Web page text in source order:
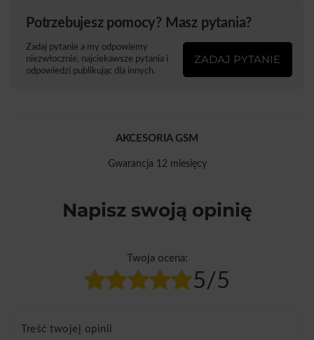
Potrzebujesz pomocy? Masz pytania?
Zadaj pytanie a my odpowiemy
niezwłocznie, najciekawsze pytania i
odpowiedzi publikując dla innych.
ZADAJ PYTANIE
AKCESORIA GSM
Gwarancja 12 miesięcy
Napisz swoją opinię
Twoja ocena:
5/5
Treść twojej opinii